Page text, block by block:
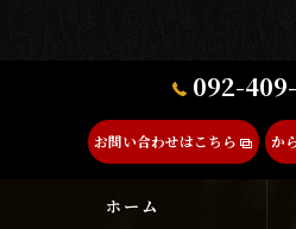
092-
お問い合わせはこちら か
ホーム